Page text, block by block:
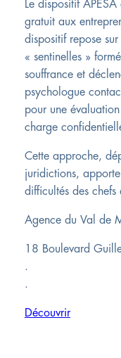
Le dispositif
gratuit aux
dispositif repose
« sentinelles »
souffrance et
psychologue
pour une
charge
Cette approche,
juridictions,
difficultés des chefs
Agence du Val de
18 Boulevard
.
.
Découvrir